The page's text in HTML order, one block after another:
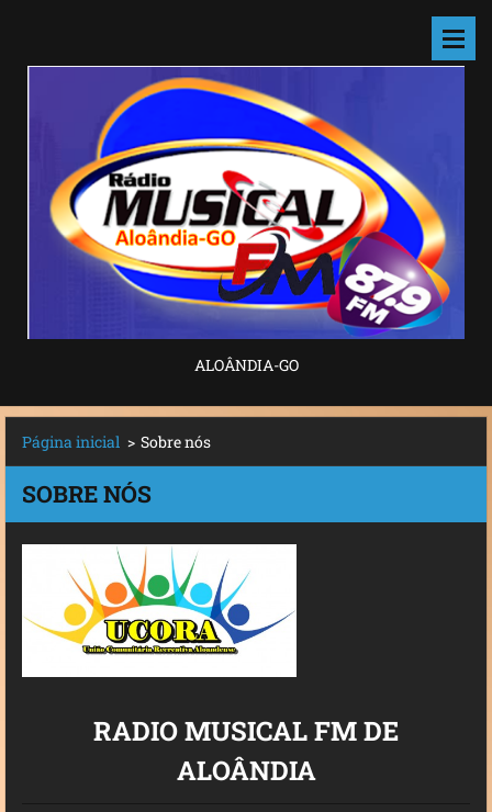
ALOÂNDIA-GO
Página inicial > Sobre nós
SOBRE NÓS
RADIO MUSICAL FM DE
ALOÂNDIA